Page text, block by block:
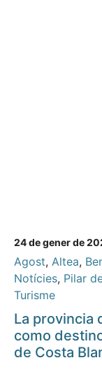
24 de gener de
Agost, Altea,
Notícies, Pilar
Turisme
La provincia
como
de Costa